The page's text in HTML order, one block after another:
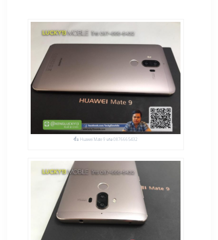
ซื้อ Huawei Mate 9 เก่ง 0876665432